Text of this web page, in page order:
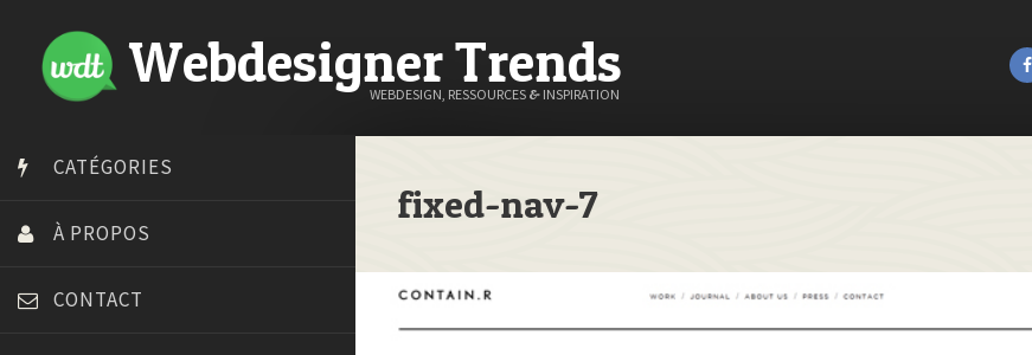
Webdesigner Trends
WEBDESIGN, RESSOURCES & INSPIRATION
CATÉGORIES
À PROPOS
CONTACT
fixed-nav-7